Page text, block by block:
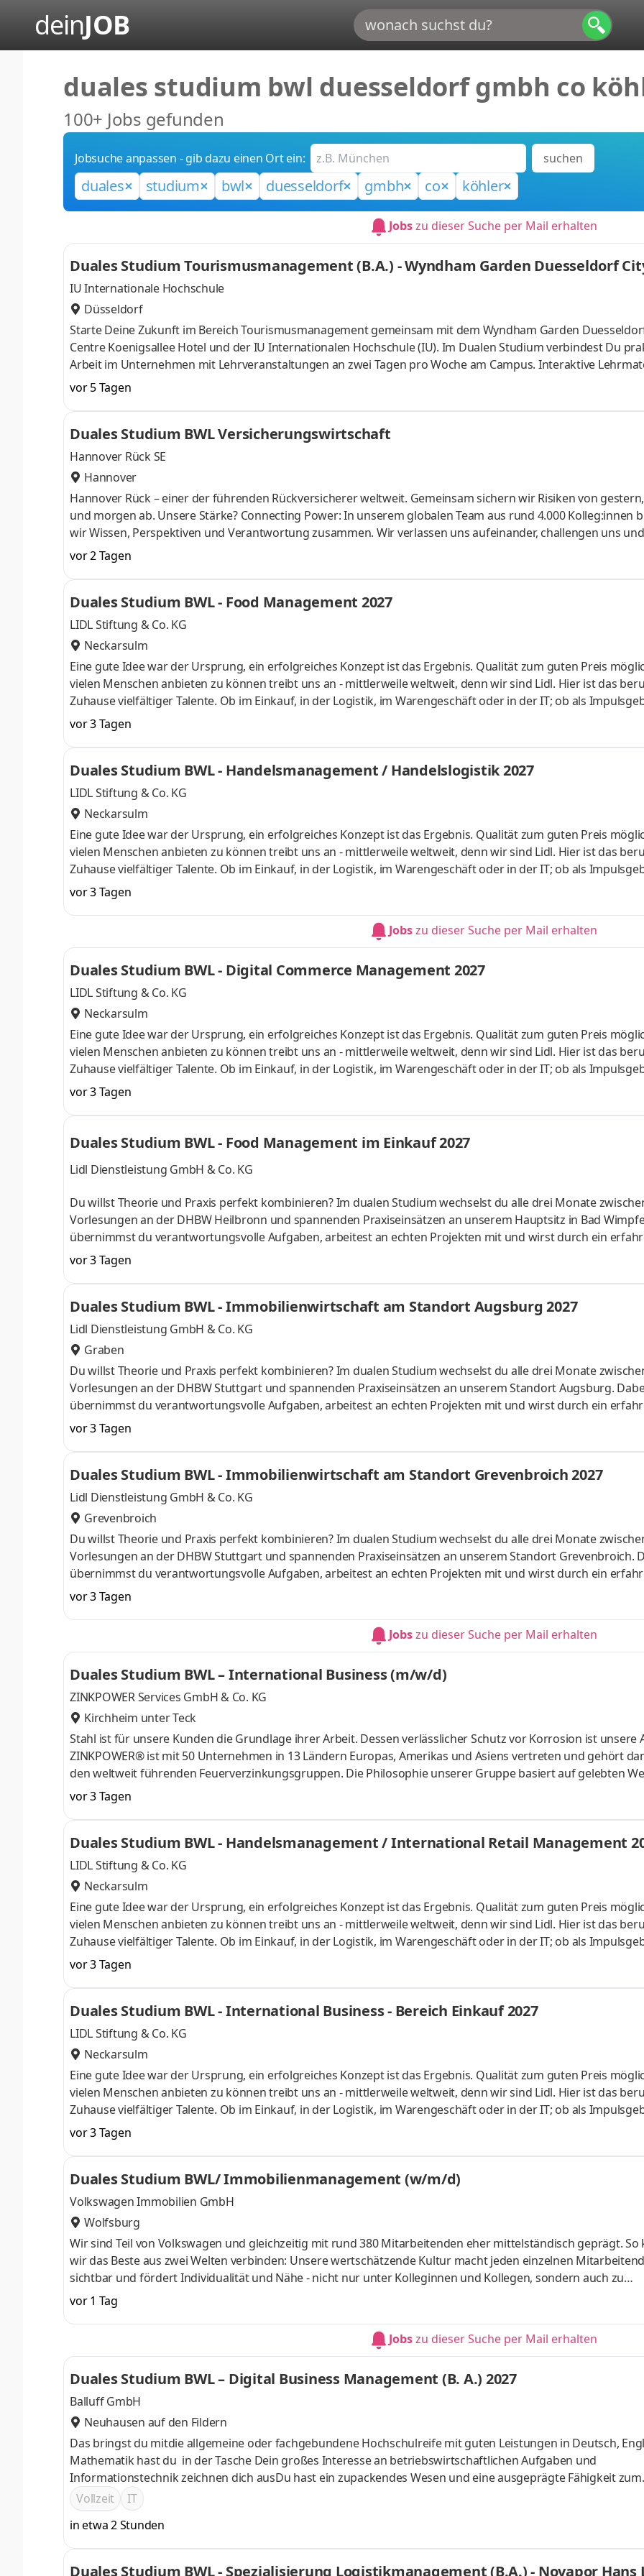
deinJOB
duales studium bwl duesseldorf gmbh co
100+ Jobs gefunden
Jobsuche anpassen - gib dazu einen Ort ein: suchen
duales studium bwl duesseldorf gmbh co köhler
Jobszu dieser Suche per Mail erhalten
Duales Studium Tourismusmanagement (B.A.) - Wyndham Garden Duesseldorf
tel
IU Internationale Hochschule
Düsseldorf
Starte Deine Zukunft im Bereich Tourismusmanagement gemeinsam mit dem Wyndham Garden
Centre Koenigsallee Hotel und der IU Internationalen Hochschule (IU). Im Dualen Studium verbindest Du
Arbeit im Unternehmen mit Lehrveranstaltungen an zwei Tagen pro Woche am Campus. Interaktive
unterstützen Dich dabei, Dein Wissen gezielt zu vertiefen. Unser Gästekreis ist vielfältig und kommt aus aller
Hauptsächlich kommen unsere Gäste aus den Bereichen Messen und Freizeit. Wir suchen Teamplayer:innen,
Herzlichkeit und Leidenschaft Gastgeber:innen sind. Als Hotel garni bieten wir einen idealen
Städteaufenthalt – stilvolle, farb
vor 5 Tagen
Duales Studium BWL Versicherungswirtschaft
Hannover Rück SE
Hannover
Hannover Rück – einer der führenden Rück­versicherer welt­weit. Gemein­sam sichern wir Risiken von
und morgen ab. Unsere Stärke? Connecting Power: In unserem globalen Team aus rund 4.000 Kolleg:innen
wir Wissen, Perspektiven und Verant­wortung zusammen. Wir verlassen uns aufeinander, challengen uns und
entwickeln uns sowie unsere Services und Produkte konti­nuierlich weiter. Ob Modelle für
digitale Tools oder prag­matische Lösungen für unsere Kunden: Bei uns kannst du dein Know-how ein­bringen
mit­gestalten. Klingt gut? Lerne uns als verlässlichen Arbeitgeber kennen und finde deinen Platz bei uns.
Du kannst dich nicht zwischen Au
vor 2 Tagen
Duales Studium BWL - Food Management 2027
LIDL Stiftung & Co. KG
Neckarsulm
Eine gute Idee war der Ursprung, ein erfolgreiches Konzept ist das Ergebnis. Qualität zum guten Preis
vielen Menschen anbieten zu können treibt uns an - mittlerweile weltweit, denn wir sind Lidl. Hier ist das
Zuhause vielfältiger Talente. Ob im Einkauf, in der Logistik, im Warengeschäft oder in der IT; ob als
Gestalter oder Dienstleister der Länder. Wir suchen Anpacker, Durchstarter, Möglichmacher und bieten
Aufgaben und Projekte in einem dynamischen und internationalen Umfeld. Bei Lidl findet jeder seine
Herausforderung. Denn Lidl lohnt sich. Dein duales Studium startet am 1. September 2027 mit einem
Begrüßungsmonat bei der L
vor 3 Tagen
Duales Studium BWL - Handelsmanagement / Handelslogistik 2027
LIDL Stiftung & Co. KG
Neckarsulm
Eine gute Idee war der Ursprung, ein erfolgreiches Konzept ist das Ergebnis. Qualität zum guten Preis
vielen Menschen anbieten zu können treibt uns an - mittlerweile weltweit, denn wir sind Lidl. Hier ist das
Zuhause vielfältiger Talente. Ob im Einkauf, in der Logistik, im Warengeschäft oder in der IT; ob als
Gestalter oder Dienstleister der Länder. Wir suchen Anpacker, Durchstarter, Möglichmacher und bieten
Aufgaben und Projekte in einem dynamischen und internationalen Umfeld. Bei Lidl findet jeder seine
Herausforderung. Denn Lidl lohnt sich. Dein duales Studium startet am 1. September 2027 mit einem
vor 3 Tagen
Jobszu dieser Suche per Mail erhalten
Duales Studium BWL - Digital Commerce Management 2027
LIDL Stiftung & Co. KG
Neckarsulm
Eine gute Idee war der Ursprung, ein erfolgreiches Konzept ist das Ergebnis. Qualität zum guten Preis
vielen Menschen anbieten zu können treibt uns an - mittlerweile weltweit, denn wir sind Lidl. Hier ist das
Zuhause vielfältiger Talente. Ob im Einkauf, in der Logistik, im Warengeschäft oder in der IT; ob als
Gestalter oder Dienstleister der Länder. Wir suchen Anpacker, Durchstarter, Möglichmacher und bieten
Aufgaben und Projekte in einem dynamischen und internationalen Umfeld. Bei Lidl findet jeder seine
Herausforderung. Denn Lidl lohnt sich. Dein duales Studium startet am 1. September 2027 mit einem
Begrüßungsmonat bei der L
vor 3 Tagen
Duales Studium BWL - Food Management im Einkauf 2027
Lidl Dienstleistung GmbH & Co. KG
Du willst Theorie und Praxis perfekt kombinieren? Im dualen Studium wechselst du alle drei Monate
Vorlesungen an der DHBW Heilbronn und spannenden Praxiseinsätzen an unserem Hauptsitz in Bad
übernimmst du verantwortungsvolle Aufgaben, arbeitest an echten Projekten mit und wirst durch ein
Team begleitet und gefördert. Als Team gestalten wir die Zukunft unseres Sortiments, z. B. durch die
Produkten, Sortimentsoptimierungen, die Entwicklung von Nachhaltigkeitsstrategien und Verhandlungen mit
Zulieferern. Was dabei nie zur Verhandlung steht? Das Miteinander auf Augenhöhe. Als Teil des Teams
die Produktwelt der deutschen Filialien a
vor 3 Tagen
Duales Studium BWL - Immobilienwirtschaft am Standort Augsburg 2027
Lidl Dienstleistung GmbH & Co. KG
Graben
Du willst Theorie und Praxis perfekt kombinieren? Im dualen Studium wechselst du alle drei Monate
Vorlesungen an der DHBW Stuttgart und spannenden Praxiseinsätzen an unserem Standort Augsburg.
übernimmst du verantwortungsvolle Aufgaben, arbeitest an echten Projekten mit und wirst durch ein
Team begleitet und gefördert. Wir wollen für unsere Immobilien nur das Beste. Dich zum Beispiel. Egal, was
Immobilien Portfoliomanagement machst – du machst es mit vollem Einsatz. Gemeinsam zeigen wir, dass
erfolgreiches Immobilienmanagement bedeutet, strategisch zu denken, effizient zu planen und im Team
Werte zu schaffen – und dafür Wertschätzung und ein faires
vor 3 Tagen
Duales Studium BWL - Immobilienwirtschaft am Standort Grevenbroich 2027
Lidl Dienstleistung GmbH & Co. KG
Grevenbroich
Du willst Theorie und Praxis perfekt kombinieren? Im dualen Studium wechselst du alle drei Monate
Vorlesungen an der DHBW Stuttgart und spannenden Praxiseinsätzen an unserem Standort Grevenbroich.
übernimmst du verantwortungsvolle Aufgaben, arbeitest an echten Projekten mit und wirst durch ein
Team begleitet und gefördert. Wir wollen für unsere Immobilien nur das Beste. Dich zum Beispiel. Egal, was
Immobilien Portfoliomanagement machst – du machst es mit vollem Einsatz. Gemeinsam zeigen wir, dass
erfolgreiches Immobilienmanagement bedeutet, strategisch zu denken, effizient zu planen und im Team
vor 3 Tagen
Jobszu dieser Suche per Mail erhalten
Duales Studium BWL – International Business (m/w/d)
ZINKPOWER Services GmbH & Co. KG
Kirchheim unter Teck
Stahl ist für unsere Kunden die Grundlage ihrer Arbeit. Dessen verlässlicher Schutz vor Korrosion ist unsere
ZINKPOWER® ist mit 50 Unternehmen in 13 Ländern Europas, Amerikas und Asiens vertreten und gehört
den weltweit führenden Feuerverzinkungsgruppen. Die Philosophie unserer Gruppe basiert auf gelebten
und Verantwortung. Wirtschaftlich verantwortlich für den Unternehmenserfolg, menschlich verantwortlich
gegenüber den Mitarbeitern, in ökologischer Verantwortung für die Umwelt: Diese Prinzipien begleiten die
Entwicklung von ZINKPOWER seit der Gründung 1973 und gelten bis heute. WERDEN SIE TEIL UNSERES
FREUEN UNS DARAUF, SIE KENNENZULERNEN! Aufgaben Im du
vor 3 Tagen
Duales Studium BWL - Handelsmanagement / International Retail Management
LIDL Stiftung & Co. KG
Neckarsulm
Eine gute Idee war der Ursprung, ein erfolgreiches Konzept ist das Ergebnis. Qualität zum guten Preis
vielen Menschen anbieten zu können treibt uns an - mittlerweile weltweit, denn wir sind Lidl. Hier ist das
Zuhause vielfältiger Talente. Ob im Einkauf, in der Logistik, im Warengeschäft oder in der IT; ob als
Gestalter oder Dienstleister der Länder. Wir suchen Anpacker, Durchstarter, Möglichmacher und bieten
Aufgaben und Projekte in einem dynamischen und internationalen Umfeld. Bei Lidl findet jeder seine
Herausforderung. Denn Lidl lohnt sich. Dein duales Studium startet am 1. September 2027 mit einem
Begrüßungsmonat bei der L
vor 3 Tagen
Duales Studium BWL - International Business - Bereich Einkauf 2027
LIDL Stiftung & Co. KG
Neckarsulm
Eine gute Idee war der Ursprung, ein erfolgreiches Konzept ist das Ergebnis. Qualität zum guten Preis
vielen Menschen anbieten zu können treibt uns an - mittlerweile weltweit, denn wir sind Lidl. Hier ist das
Zuhause vielfältiger Talente. Ob im Einkauf, in der Logistik, im Warengeschäft oder in der IT; ob als
Gestalter oder Dienstleister der Länder. Wir suchen Anpacker, Durchstarter, Möglichmacher und bieten
Aufgaben und Projekte in einem dynamischen und internationalen Umfeld. Bei Lidl findet jeder seine
Herausforderung. Denn Lidl lohnt sich. Dein duales Studium startet am 1. September 2027 mit einem
Begrüßungsmonat bei der L
vor 3 Tagen
Duales Studium BWL/ Immobilienmanagement (w/m/d)
Volkswagen Immobilien GmbH
Wolfsburg
Wir sind Teil von Volkswagen und gleichzeitig mit rund 380 Mitarbeitenden eher mittelständisch geprägt. So
wir das Beste aus zwei Welten verbinden: Unsere wertschätzende Kultur macht jeden einzelnen
sichtbar und fördert Individualität und Nähe - nicht nur unter Kolleginnen und Kollegen, sondern auch zu
Führungskräften und Management. Auf der anderen Seite ermöglichen die attraktiven Rahmenbedingungen
Konzerns eine echte Balance zwischen Arbeit und Freizeit. Unser Team und unsere Tätigkeiten sind so
Deine Möglichkeiten bei uns. Nutze sie und bewirb Dich jetzt! Bei Fragen zu diesem Job wende dich gerne an
vor 1 Tag
Jobszu dieser Suche per Mail erhalten
Duales Studium BWL – Digital Business Management (B. A.) 2027
Balluff GmbH
Neuhausen auf den Fildern
Das bringst du mitdie allgemeine oder fachgebundene Hochschulreife mit guten Leistungen in Deutsch,
Mathematik hast du in der Tasche Dein großes Interesse an betriebswirtschaftlichen Aufgaben und
Informationstechnik zeichnen dich ausDu hast ein zupackendes Wesen und eine ausgeprägte Fähigkeit zum
vernetzten DenkenDu gehst gerne auf andere zu und kannst dich gut ausdrücken
Vollzeit
IT
in etwa 2 Stunden
Duales Studium BWL - Spezialisierung Logistikmanagement (B.A.) - Novapor Hans